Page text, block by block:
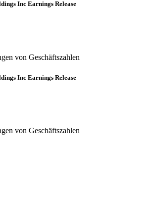
Inc Earnings Release
von Geschäftszahlen
Inc Earnings Release
von Geschäftszahlen